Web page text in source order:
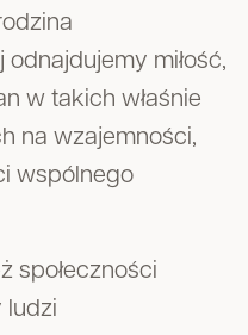
miłość,
w takich właśnie
na wzajemności,
wspólnego
społeczności
ludzi